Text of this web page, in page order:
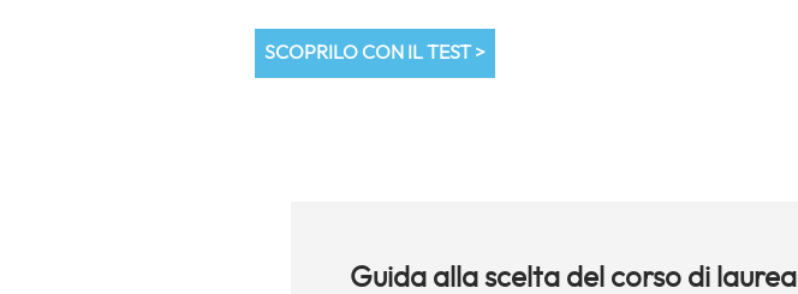
SCOPRILO CON IL TEST >
Guida alla scelta del corso di laurea